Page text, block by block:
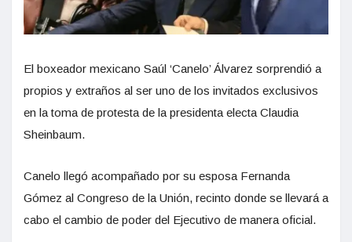
El boxeador mexicano Saúl ‘Canelo’ Álvarez sorprendió a
propios y extraños al ser uno de los invitados exclusivos
en la toma de protesta de la presidenta electa Claudia
Sheinbaum.
Canelo llegó acompañado por su esposa Fernanda
Gómez al Congreso de la Unión, recinto donde se llevará a
cabo el cambio de poder del Ejecutivo de manera oficial.